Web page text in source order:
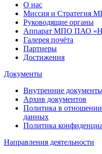
О нас
Миссия и Стратегия
Руководящие органы
Аппарат МПО ПАО
Галерея почёта
Партнеры
Достижения
Документы
Внутренние
Архив документов
Политика в
данных
Политика
Направления деятельности